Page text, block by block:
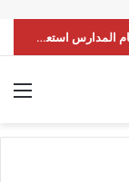
أمانة عمّان تبدأ حملة لتعزيز السلامة المرورية أمام المدارس استعداداً للموسم الدراسي